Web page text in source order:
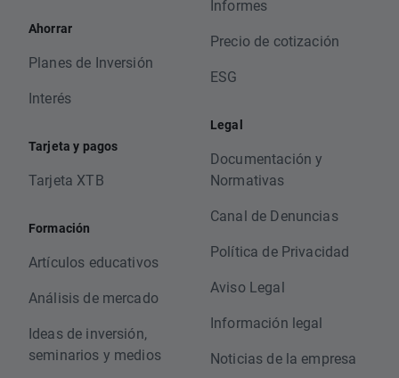
Ahorrar
Planes de Inversión
Interés
Tarjeta y pagos
Tarjeta XTB
Formación
Artículos educativos
Análisis de mercado
Ideas de inversión,
seminarios y medios
Informes
Precio de cotización
ESG
Legal
Documentación y
Normativas
Canal de Denuncias
Política de Privacidad
Aviso Legal
Información legal
Noticias de la empresa